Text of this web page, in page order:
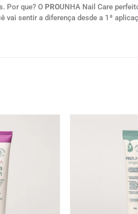
Por que? O PROUNHA Nail Care
vai sentir a diferença desde a 1ª